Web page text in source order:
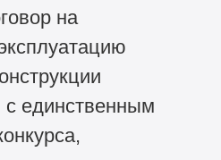
на
с единственным